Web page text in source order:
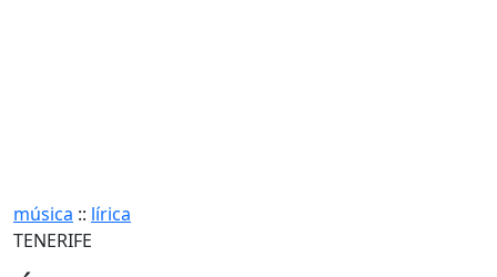
música :: lírica
TENERIFE